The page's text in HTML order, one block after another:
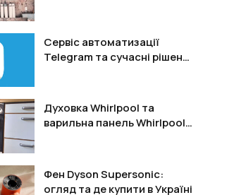
Сервіс автоматизації
Telegram та сучасні рішення
Духовка Whirlpool та
варильна панель Whirlpool:
Фен Dyson Supersonic:
огляд та де купити в Україні